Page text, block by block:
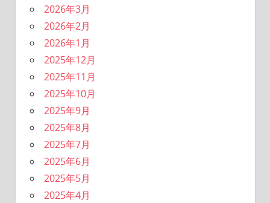
2026年3月
2026年2月
2026年1月
2025年12月
2025年11月
2025年10月
2025年9月
2025年8月
2025年7月
2025年6月
2025年5月
2025年4月